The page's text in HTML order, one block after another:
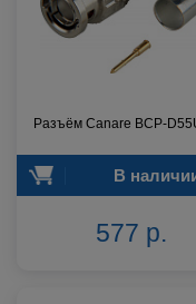
Разъём Canare BCP-
В
577 р.